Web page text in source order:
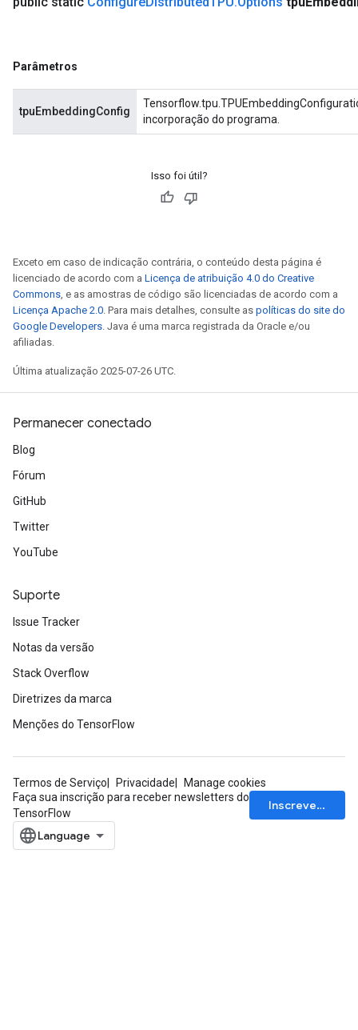
Parâmetros
tpuEmbeddingConfig
incorporação do programa.
Isso foi útil?
Exceto em caso de indicação contrária, o conteúdo desta página é
licenciado de acordo com a Licença de atribuição 4.0 do Creative
Commons, e as amostras de código são licenciadas de acordo com a
Licença Apache 2.0. Para mais detalhes, consulte as políticas do site do
Google Developers. Java é uma marca registrada da Oracle e/ou
afiliadas.
Última atualização 2025-07-26 UTC.
Permanecer conectado
Blog
Fórum
GitHub
Twitter
YouTube
Suporte
Issue Tracker
Notas da versão
Stack Overflow
Diretrizes da marca
Menções do TensorFlow
Termos de Serviço Privacidade
Manage cookies
Faça sua inscrição para receber newsletters do
TensorFlow
Inscrever-se